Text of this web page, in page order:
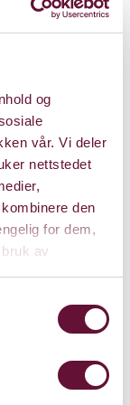
og
vår. Vi deler
nettstedet
den
for dem,
av